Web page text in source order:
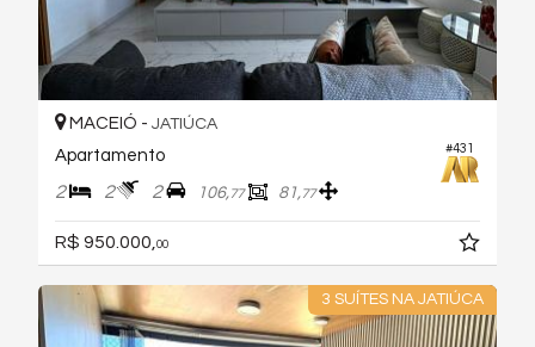
#431
MACEIÓ - JATIÚCA
Apartamento
2 2 2 106,77 81,77
R$ 950.000, 00
3 SUÍTES NA JATIÚCA